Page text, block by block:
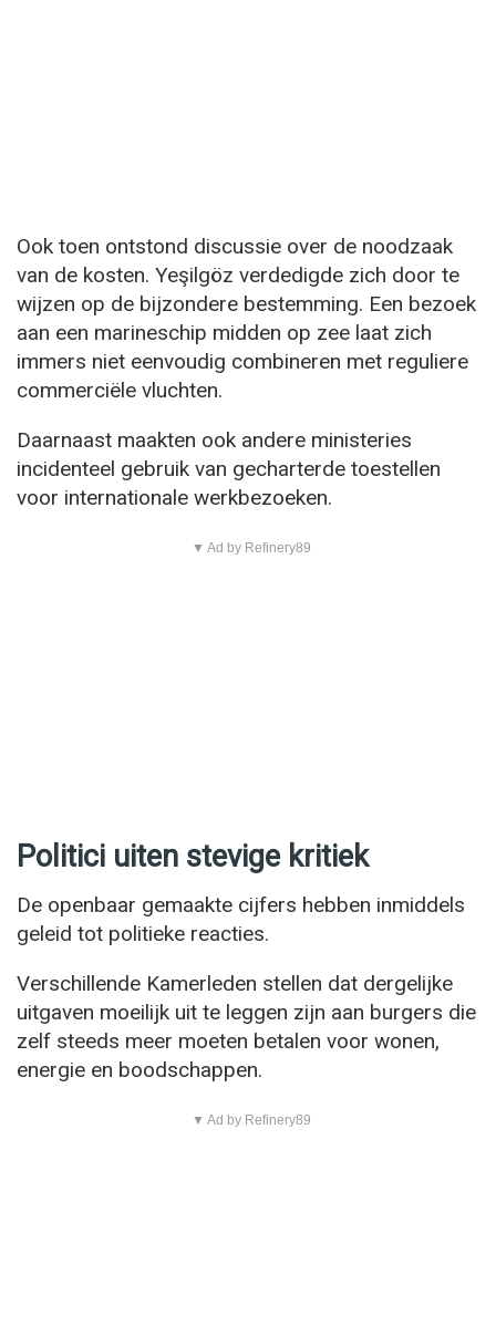
Ook toen ontstond discussie over de noodzaak
van de kosten. Yeşilgöz verdedigde zich door te
wijzen op de bijzondere bestemming. Een bezoek
aan een marineschip midden op zee laat zich
immers niet eenvoudig combineren met reguliere
commerciële vluchten.
Daarnaast maakten ook andere ministeries
incidenteel gebruik van gecharterde toestellen
voor internationale werkbezoeken.
▼ Ad by Refinery89
Politici uiten stevige kritiek
De openbaar gemaakte cijfers hebben inmiddels
geleid tot politieke reacties.
Verschillende Kamerleden stellen dat dergelijke
uitgaven moeilijk uit te leggen zijn aan burgers die
zelf steeds meer moeten betalen voor wonen,
energie en boodschappen.
▼ Ad by Refinery89